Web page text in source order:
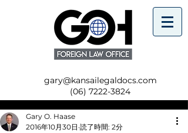
gary@kansailegaldocs.com
(06) 7222-3824
Gary O. Haase
2016年10月30日 読了時間: 2分